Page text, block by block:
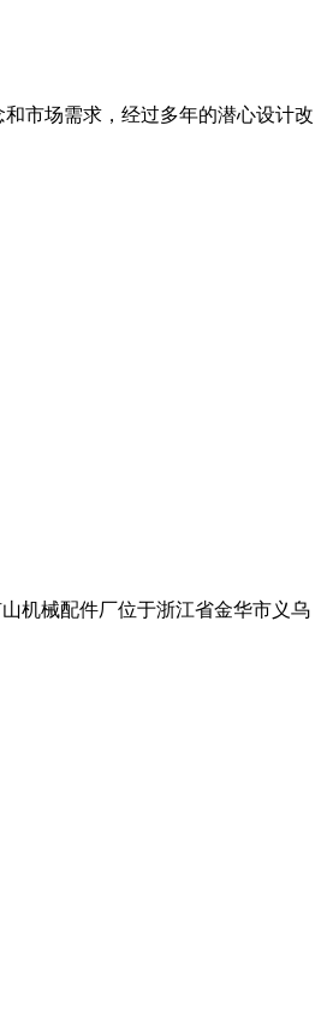
市场需求，经过多年的潜心设计改
机械配件厂位于浙江省金华市义乌